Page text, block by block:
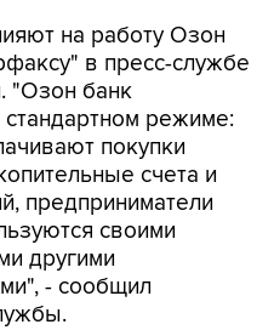
на работу Озон
в пресс-службе
"Озон банк
режиме:
покупки
счета и
предприниматели
своими
другими
- сообщил